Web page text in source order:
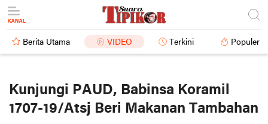
Berita Utama VIDEO Terkini Populer
Kunjungi PAUD, Babinsa Koramil
1707-19/Atsj Beri Makanan Tambahan